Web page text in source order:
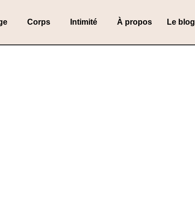
Corps Intimité À propos Le blog